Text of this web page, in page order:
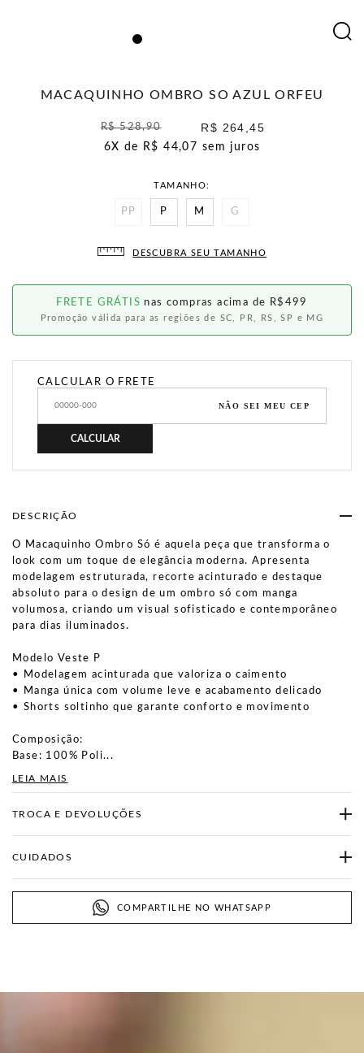
MACAQUINHO OMBRO SO AZUL ORFEU
R$ 528,90 R$ 264,45
6X de R$ 44,07 sem juros
TAMANHO
PP P M G
DESCUBRA SEU TAMANHO
FRETE GRÁTIS nas compras acima de R$499
Promoção válida para as regiões de SC, PR, RS, SP e MG
CALCULAR O FRETE
NÃO SEI MEU CEP
CALCULAR
DESCRIÇÃO
O Macaquinho Ombro Só é aquela peça que transforma o
look com um toque de elegância moderna. Apresenta
modelagem estruturada, recorte acinturado e destaque
absoluto para o design de um ombro só com manga
volumosa, criando um visual sofisticado e contemporâneo
para dias iluminados.
Modelo Veste P
• Modelagem acinturada que valoriza o caimento
• Manga única com volume leve e acabamento delicado
• Shorts soltinho que garante conforto e movimento
Composição:
Base: 100% Poli...
LEIA MAIS
TROCA E DEVOLUÇÕES
CUIDADOS
COMPARTILHE NO WHATSAPP